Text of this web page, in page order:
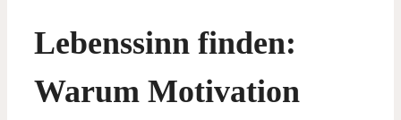
Lebenssinn finden:
Warum Motivation